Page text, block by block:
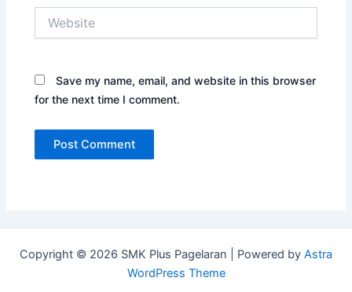
Save my name, email, and website in this browser
for the next time I comment.
Copyright © 2026 SMK Plus Pagelaran | Powered by Astra
WordPress Theme